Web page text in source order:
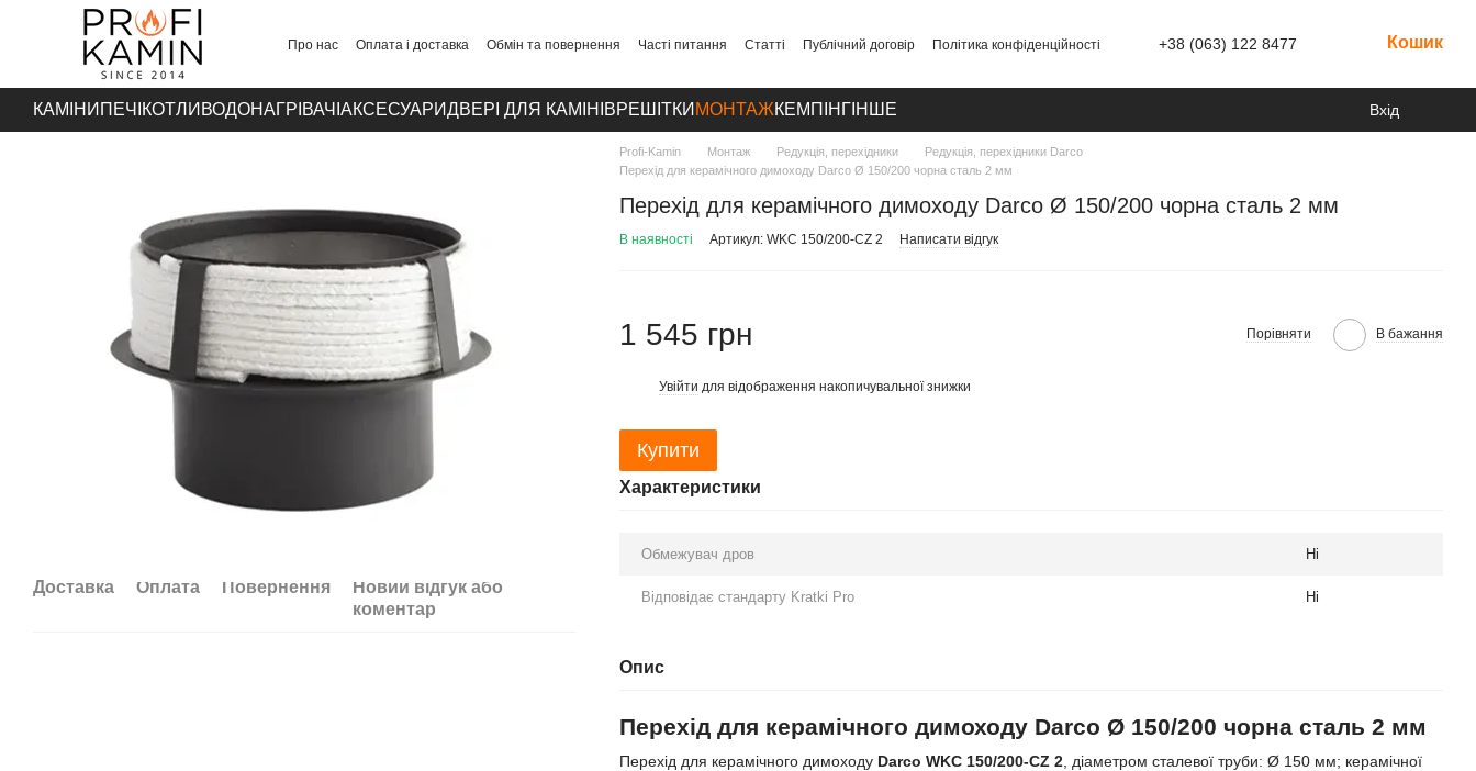
Перейти до основного контенту
Про нас Оплата і доставка Обмін та повернення Часті питання Статті Публічний договір
Політика конфіденційності
+38 (063) 122 8477 Кошик
КАМІНИ ПЕЧІ КОТЛИ ВОДОНАГРІВАЧІ АКСЕСУАРИДВЕРІ ДЛЯ КАМІНІВРЕШІТКИ МОНТАЖКЕМПІНГ ІНШЕ Вхід
Доставка Оплата Повернення
Новий відгук або
коментар
Profi-Kamin Монтаж Редукція, перехідники
Редукція, перехідники Darco
Перехід для керамічного димоходу Darco Ø 150/200 чорна сталь 2 мм
Перехід для керамічного димоходу Darco Ø 150/200 чорна сталь 2 мм
В наявності Артикул: WKC 150/200-CZ 2 Написати відгук
1 545 грн Порівняти В бажання
Увійти для відображення накопичувальної знижки
Купити
Характеристики
Обмежувач дров Ні
Відповідає стандарту Kratki Pro Ні
Опис
Перехід для керамічного димоходу Darco Ø 150/200 чорна сталь 2 мм
Перехід для керамічного димоходу Darco WKC 150/200-CZ 2, діаметром сталевої труби: Ø 150 мм; керамічної